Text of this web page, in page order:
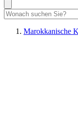
Marokkanische